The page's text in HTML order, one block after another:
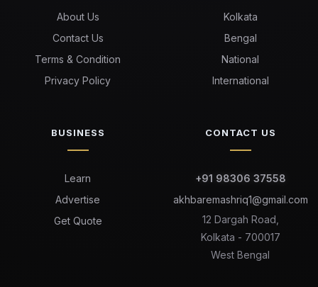
About Us
Contact Us
Terms & Condition
Privacy Policy
Kolkata
Bengal
National
International
BUSINESS
Learn
Advertise
Get Quote
CONTACT US
+91 98306 37558
akhbaremashriq1@gmail.com
12 Dargah Road,
Kolkata - 700017
West Bengal